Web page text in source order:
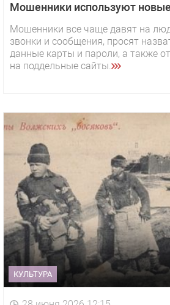
Мошенники используют
Мошенники все чаще давят на
звонки и сообщения, просят
данные карты и пароли, а также
на поддельные сайты.
КУЛЬТУРА